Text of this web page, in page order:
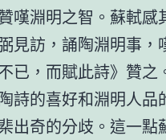
嘆淵明之智。蘇軾感
見訪，誦陶淵明事
已，而賦此詩》贊之
詩的喜好和淵明人品
出奇的分歧。這一點